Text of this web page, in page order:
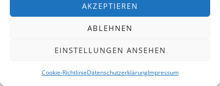
AKZEPTIEREN
ABLEHNEN
EINSTELLUNGEN ANSEHEN
Cookie-RichtlinieDatenschutzerklärungImpressum